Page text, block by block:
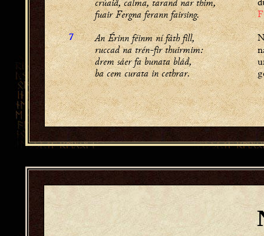
fuair Fergna ferann fairsing.
7
An Érinn féinm ní fáth fill,
ruccad na trén-fir thuirmim:
drem sáer fa bunata bláḋ,
ba cem curata in cethrar.